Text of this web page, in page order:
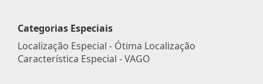
Categorias Especiais
Localização Especial - Ótima Localização
Característica Especial - VAGO